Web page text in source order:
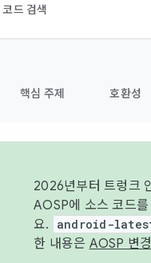
드 검색
핵심 주제 호환성
2026년부터 트렁크
AOSP에 소스 코드
요.
android-
한 내용은 AOSP 변